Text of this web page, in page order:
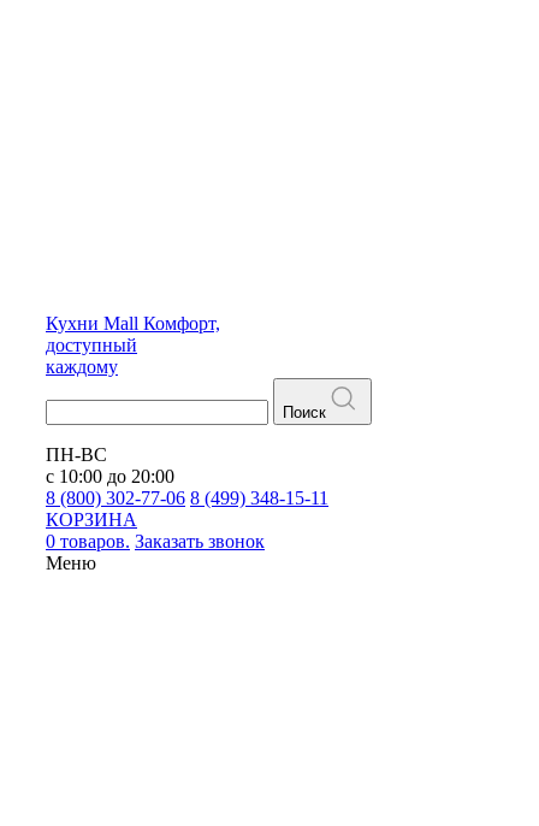
Кухни Mall Комфорт,
доступный
каждому
Поиск
ПН-ВС
с 10:00 до 20:00
8 (800) 302-77-06 8 (499) 348-15-11
КОРЗИНА
0 товаров. Заказать звонок
Меню